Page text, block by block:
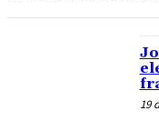
19